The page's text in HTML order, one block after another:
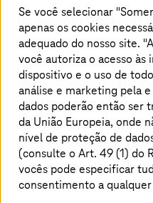
instalações e finanças, o
alimentícios conseguiu
radicalmente os processos
empresa beneficia-se dos
consegue tomar decisões
a dia dos negócios. Além
Fiori®, a interface do
significativamente mais
com uma enorme
Os benefícios para
Se você selecionar
apenas os cookies
adequado do nosso site.
você autoriza o acesso às
dispositivo e o uso de
análise e marketing pelae
dados poderão então ser
da União Europeia, onde
nível de proteção de
(consulte o Art. 49 (1) do
vocês pode especificar
consentimento a